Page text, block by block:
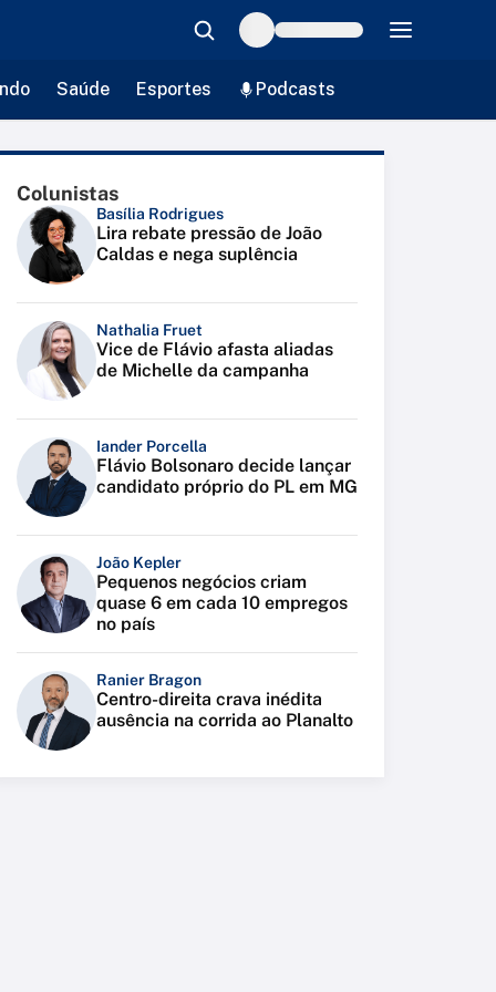
Saúde Esportes Podcasts
Colunistas
Basília Rodrigues
Lira rebate pressão de João
Caldas e nega suplência
Nathalia Fruet
Vice de Flávio afasta aliadas
de Michelle da campanha
Iander Porcella
Flávio Bolsonaro decide lançar
candidato próprio do PL em MG
João Kepler
Pequenos negócios criam
quase 6 em cada 10 empregos
no país
Ranier Bragon
Centro-direita crava inédita
ausência na corrida ao Planalto